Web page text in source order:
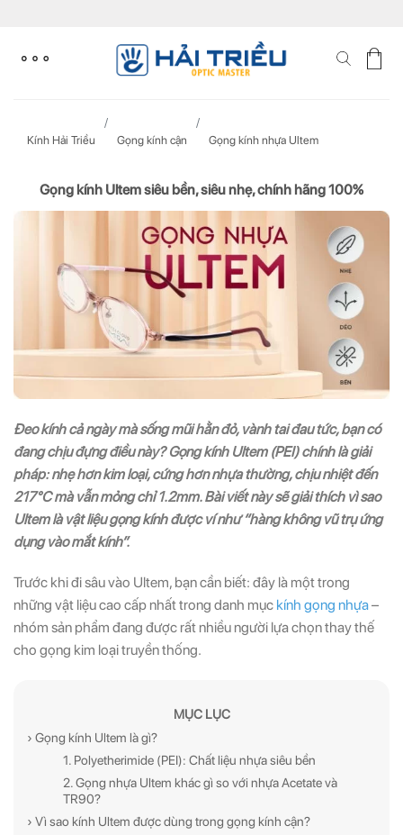
content
Kính Hải Triều Gọng kính cận Gọng kính nhựa Ultem
Gọng kính Ultem siêu bền, siêu nhẹ, chính hãng 100%
Đeo kính cả ngày mà sống mũi hằn đỏ, vành tai đau tức, bạn có
đang chịu đựng điều này? Gọng kính Ultem (PEI) chính là giải
pháp: nhẹ hơn kim loại, cứng hơn nhựa thường, chịu nhiệt đến
217°C mà vẫn mỏng chỉ 1.2mm. Bài viết này sẽ giải thích vì sao
Ultem là vật liệu gọng kính được ví như “hàng không vũ trụ ứng
dụng vào mắt kính”.
Trước khi đi sâu vào Ultem, bạn cần biết: đây là một trong
những vật liệu cao cấp nhất trong danh mục kính gọng nhựa–
nhóm sản phẩm đang được rất nhiều người lựa chọn thay thế
cho gọng kim loại truyền thống.
MỤC LỤC
› Gọng kính Ultem là gì?
1. Polyetherimide (PEI): Chất liệu nhựa siêu bền
2. Gọng nhựa Ultem khác gì so với nhựa Acetate và
TR90?
› Vì sao kính Ultem được dùng trong gọng kính cận?